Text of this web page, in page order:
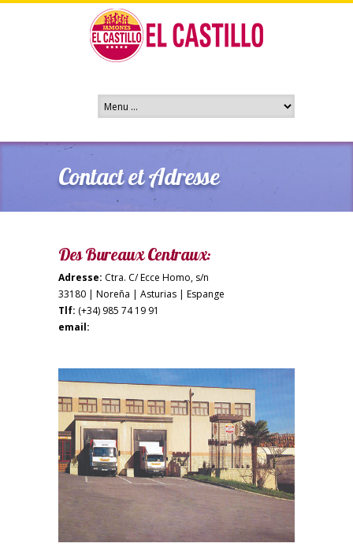
Contact et Adresse
Des Bureaux Centraux:
Adresse: Ctra. C/ Ecce Homo, s/n
33180 | Noreña | Asturias | Espange
Tlf: (+34) 985 74 19 91
email: